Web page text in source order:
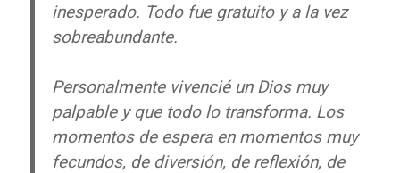
inesperado. Todo fue gratuito y a la vez
sobreabundante.
Personalmente vivencié un Dios muy
palpable y que todo lo transforma. Los
momentos de espera en momentos muy
fecundos, de diversión, de reflexión, de